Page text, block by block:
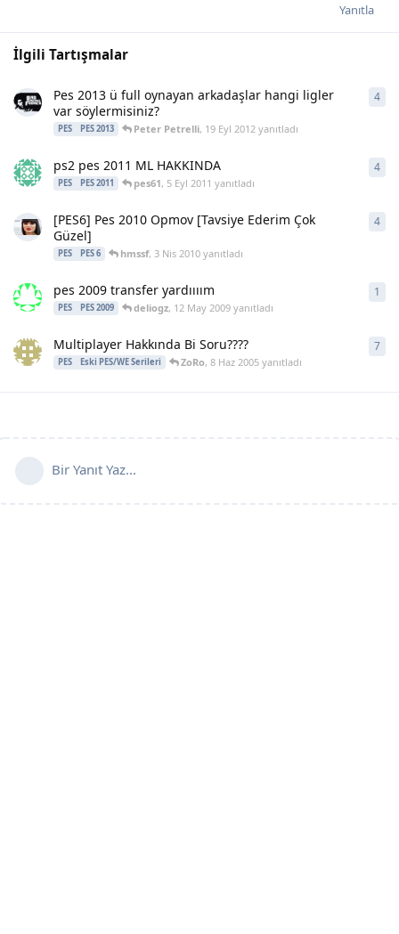
Yanıtla
İlgili Tartışmalar
Pes 2013 ü full oynayan arkadaşlar hangi ligler
var söylermisiniz?
PES PES 2013 Peter Petrelli, 19 Eyl 2012yanıtladı
4
ps2 pes 2011 ML HAKKINDA
PES PES 2011 pes61, 5 Eyl 2011 yanıtladı
4
[PES6] Pes 2010 Opmov [Tavsiye Ederim Çok
Güzel]
PES PES 6 hmssf, 3 Nis 2010yanıtladı
4
pes 2009 transfer yardıııım
PES PES 2009 deliogz, 12 May 2009yanıtladı
1
Multiplayer Hakkında Bi Soru????
PES Eski PES/WE Serileri ZoRo, 8 Haz 2005yanıtladı
7
Bir Yanıt Yaz...